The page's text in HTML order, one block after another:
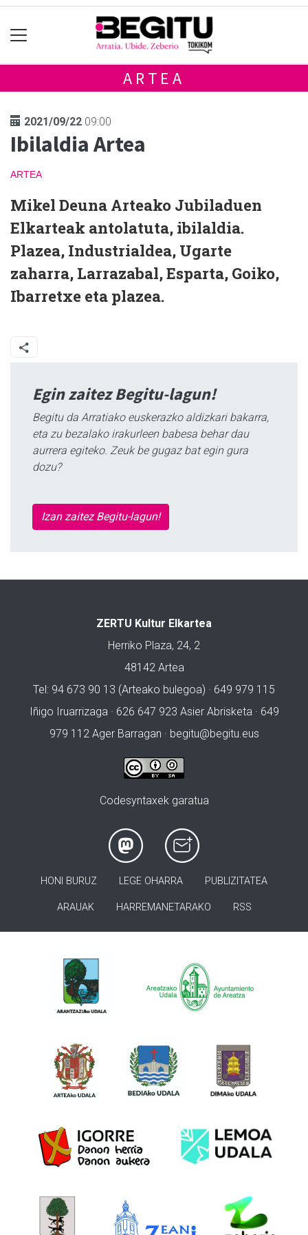
ARTEA
2021/09/22 09:00
Ibilaldia Artea
ARTEA
Mikel Deuna Arteako Jubiladuen
Elkarteak antolatuta, ibilaldia.
Plazea, Industrialdea, Ugarte
zaharra, Larrazabal, Esparta, Goiko,
Ibarretxe eta plazea.
Egin zaitez Begitu-lagun!
Begitu da Arratiako euskerazko aldizkari bakarra,
eta zu bezalako irakurleen babesa behar dau
aurrera egiteko. Zeuk be gugaz bat egin gura
dozu?
Izan zaitez Begitu-lagun!
ZERTU Kultur Elkartea
Herriko Plaza, 24, 2
48142 Artea
Tel: 94 673 90 13 (Arteako bulegoa) · 649 979 115
Iñigo Iruarrizaga · 626 647 923 Asier Abrisketa · 649
979 112 Ager Barragan · begitu@begitu.eus
Codesyntaxek garatua
HONI BURUZ LEGE OHARRA PUBLIZITATEA
ARAUAK HARREMANETARAKO RSS